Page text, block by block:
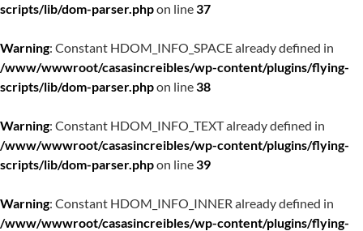
scripts/lib/dom-parser.phpon line37
Warning: Constant HDOM_INFO_SPACE already defined in
/www/wwwroot/casasincreibles/wp-content/plugins/flying-
scripts/lib/dom-parser.phpon line38
Warning: Constant HDOM_INFO_TEXT already defined in
/www/wwwroot/casasincreibles/wp-content/plugins/flying-
scripts/lib/dom-parser.phpon line39
Warning: Constant HDOM_INFO_INNER already defined in
/www/wwwroot/casasincreibles/wp-content/plugins/flying-